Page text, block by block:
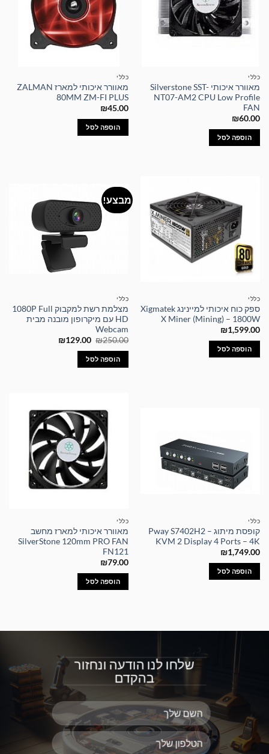
כללי
מאוורר איכותי Silverstone SST-
NT07-AM2 CPU Low Profile
FAN
₪60.00
הוספה לסל
כללי
מאוורר איכותי למארז ZALMAN
80MM ZM-FI PLUS
₪45.00
הוספה לסל
כללי
ספק כוח איכותי למיינינג Xigmatek
X Miner (Mining) – 1800W
₪1,599.00
הוספה לסל
מבצע!
כללי
מצלמת רשת למקבוק 1080P Full
HD עם מיקרופון מובנה מבית
Webcam
₪250.00
המחיר
היה:
₪250.00.
₪129.00
המחיר
הוספה לסל
כללי
קופסת מיתוג – Pway S7402H2
KVM 2 Display 4 Ports – 4K
₪1,749.00
הוספה לסל
כללי
מאוורר איכותי למארז מחשב
SilverStone 120mm PRO FAN
FN121
₪79.00
הוספה לסל
שלחו לנו הודעה ונחזור
בהקדם